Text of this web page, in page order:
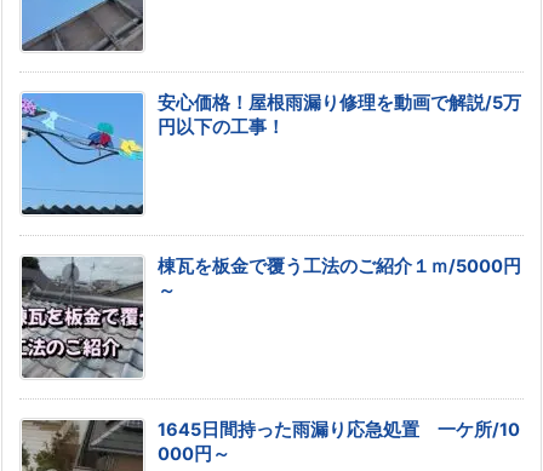
安心価格！屋根雨漏り修理を動画で解説/5万
円以下の工事！
棟瓦を板金で覆う工法のご紹介１ｍ/5000円
～
1645日間持った雨漏り応急処置 一ケ所/10
000円～